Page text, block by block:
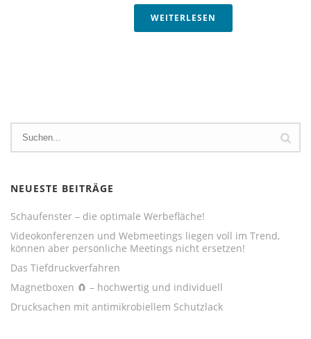
WEITERLESEN
NEUESTE BEITRÄGE
Schaufenster – die optimale Werbefläche!
Videokonferenzen und Webmeetings liegen voll im Trend,
können aber persönliche Meetings nicht ersetzen!
Das Tiefdruckverfahren
Magnetboxen 🧲 – hochwertig und individuell
Drucksachen mit antimikrobiellem Schutzlack